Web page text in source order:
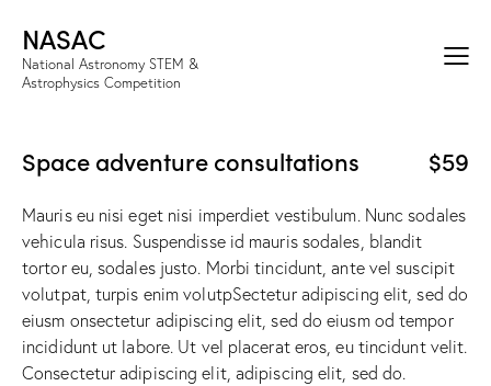
NASAC
National Astronomy STEM &
Astrophysics Competition
Space adventure consultations $59
Mauris eu nisi eget nisi imperdiet vestibulum. Nunc sodales
vehicula risus. Suspendisse id mauris sodales, blandit
tortor eu, sodales justo. Morbi tincidunt, ante vel suscipit
volutpat, turpis enim volutpSectetur adipiscing elit, sed do
eiusm onsectetur adipiscing elit, sed do eiusm od tempor
incididunt ut labore. Ut vel placerat eros, eu tincidunt velit.
Consectetur adipiscing elit, adipiscing elit, sed do.